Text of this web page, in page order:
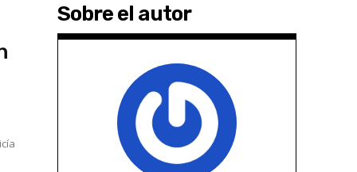
Sobre el autor